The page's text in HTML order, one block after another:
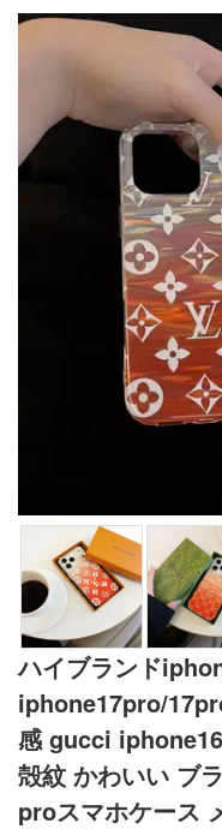
ハイブランド
iphone17pro/
感 gucci
殻紋 かわいい ブ
proスマホケース